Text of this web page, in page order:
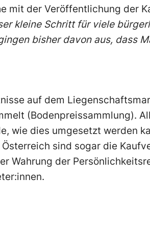
mit der Veröffentlichung der
kleine Schritt für viele
bisher davon aus, dass
auf dem
(Bodenpreissammlung).
wie dies umgesetzt werden
sind sogar die
Wahrung der